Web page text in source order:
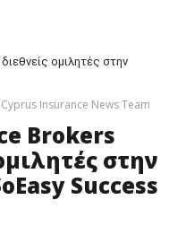
ομιλητές στην
Cyprus Insurance News Team
Brokers
στην
Success